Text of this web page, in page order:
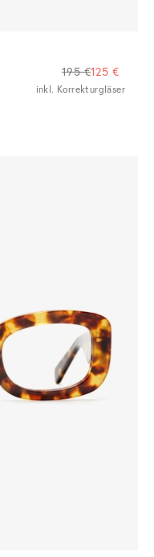
195 €125 €
inkl. Korrekturgläser